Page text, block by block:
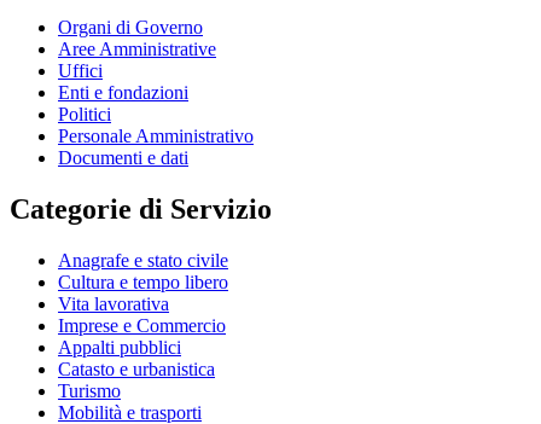
Organi di Governo
Aree Amministrative
Uffici
Enti e fondazioni
Politici
Personale Amministrativo
Documenti e dati
Categorie di Servizio
Anagrafe e stato civile
Cultura e tempo libero
Vita lavorativa
Imprese e Commercio
Appalti pubblici
Catasto e urbanistica
Turismo
Mobilità e trasporti